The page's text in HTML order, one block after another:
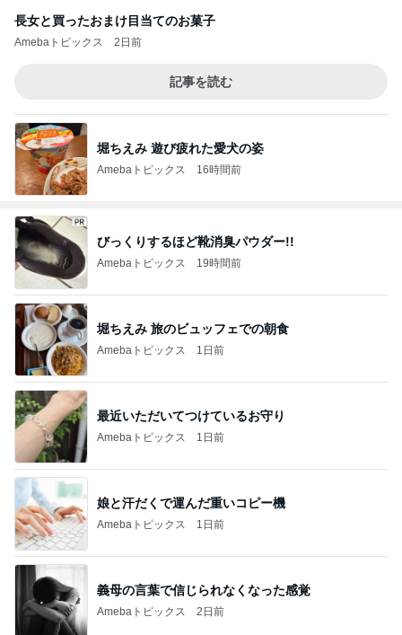
長女と買ったおまけ目当てのお菓子
Amebaトピックス 2日前
記事を読む
堀ちえみ 遊び疲れた愛犬の姿
Amebaトピックス 16時間前
びっくりするほど靴消臭パウダー!!
Amebaトピックス 19時間前
堀ちえみ 旅のビュッフェでの朝食
Amebaトピックス 1日前
最近いただいてつけているお守り
Amebaトピックス 1日前
娘と汗だくで運んだ重いコピー機
Amebaトピックス 1日前
義母の言葉で信じられなくなった感覚
Amebaトピックス 2日前